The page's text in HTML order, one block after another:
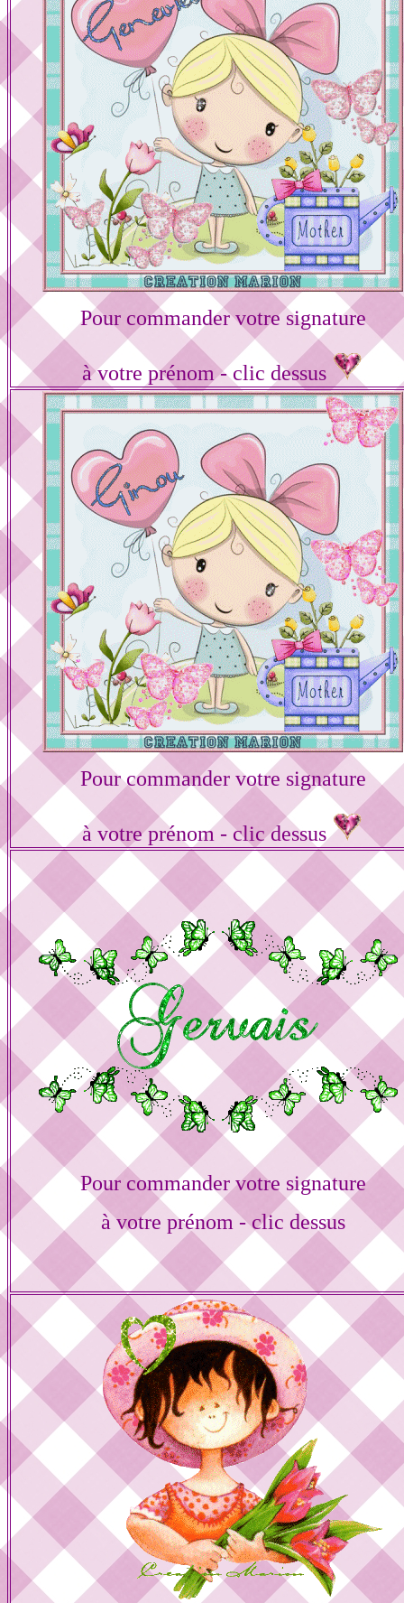
Pour commander votre signature
à votre prénom - clic dessus
Pour commander votre signature
à votre prénom - clic dessus
Pour commander votre signature
à votre prénom - clic dessus